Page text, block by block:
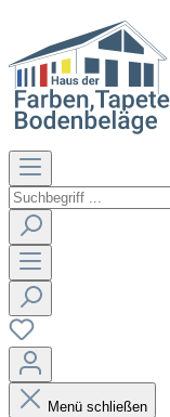
Menü schließen